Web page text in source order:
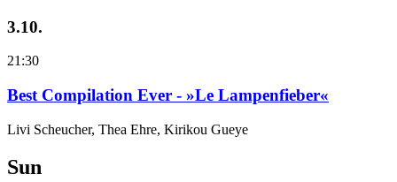
3.10.
21:30
Best Compilation Ever - »Le Lampenfieber«
Livi Scheucher, Thea Ehre, Kirikou Gueye
Sun